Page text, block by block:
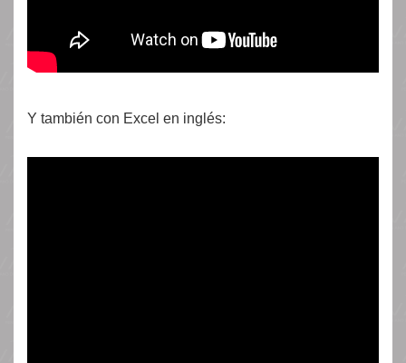
Y también con Excel en inglés: